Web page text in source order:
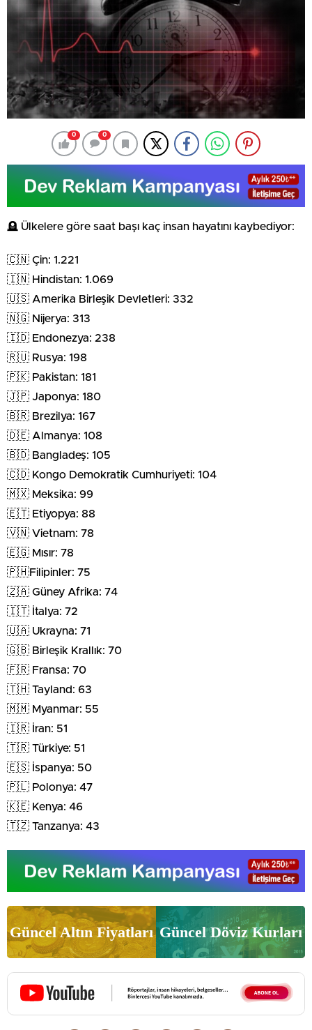
0 0
🪦 Ülkelere göre saat başı kaç insan hayatını kaybediyor:
🇨🇳 Çin: 1.221
🇮🇳 Hindistan: 1.069
🇺🇸 Amerika Birleşik Devletleri: 332
🇳🇬 Nijerya: 313
🇮🇩 Endonezya: 238
🇷🇺 Rusya: 198
🇵🇰 Pakistan: 181
🇯🇵 Japonya: 180
🇧🇷 Brezilya: 167
🇩🇪 Almanya: 108
🇧🇩 Bangladeş: 105
🇨🇩 Kongo Demokratik Cumhuriyeti: 104
🇲🇽 Meksika: 99
🇪🇹 Etiyopya: 88
🇻🇳 Vietnam: 78
🇪🇬 Mısır: 78
🇵🇭Filipinler: 75
🇿🇦 Güney Afrika: 74
🇮🇹 İtalya: 72
🇺🇦 Ukrayna: 71
🇬🇧 Birleşik Krallık: 70
🇫🇷 Fransa: 70
🇹🇭 Tayland: 63
🇲🇲 Myanmar: 55
🇮🇷 İran: 51
🇹🇷 Türkiye: 51
🇪🇸 İspanya: 50
🇵🇱 Polonya: 47
🇰🇪 Kenya: 46
🇹🇿 Tanzanya: 43
Güncel Altın Fiyatları Güncel Döviz Kurları